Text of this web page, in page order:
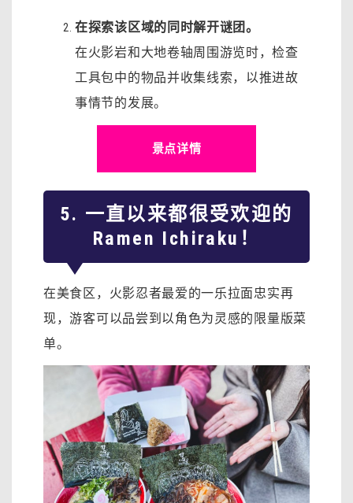
在探索该区域的同时解开谜团。
在火影岩和大地卷轴周围游览时，检查
工具包中的物品并收集线索，以推进故
事情节的发展。
景点详情
5. 一直以来都很受欢迎的
Ramen Ichiraku！
在美食区，火影忍者最爱的一乐拉面忠实再
现，游客可以品尝到以角色为灵感的限量版菜
单。